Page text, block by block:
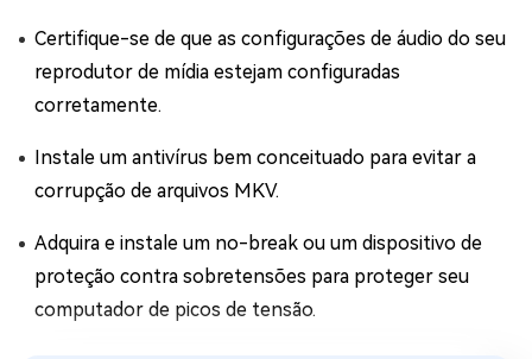
Certifique-se de que as configurações de áudio do seu
reprodutor de mídia estejam configuradas
corretamente.
Instale um antivírus bem conceituado para evitar a
corrupção de arquivos MKV.
Adquira e instale um no-break ou um dispositivo de
proteção contra sobretensões para proteger seu
computador de picos de tensão.